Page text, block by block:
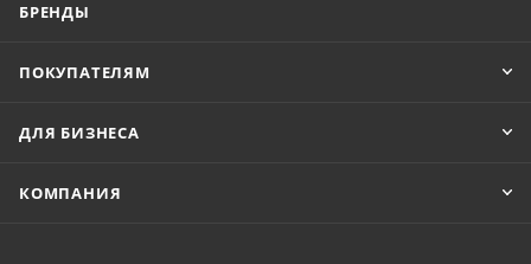
БРЕНДЫ
ПОКУПАТЕЛЯМ
ДЛЯ БИЗНЕСА
КОМПАНИЯ